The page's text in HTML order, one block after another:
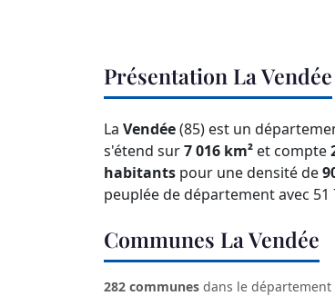
Présentation La Vendée
La Vendée(85) est un
s'étend sur7 016 km² et compte
habitants pour une densité de
peuplée de département avec 51
Communes La Vendée
282 communes dans le département